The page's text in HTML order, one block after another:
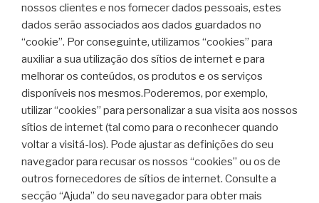
nossos clientes e nos fornecer dados pessoais, estes
dados serão associados aos dados guardados no
“cookie”. Por conseguinte, utilizamos “cookies” para
auxiliar a sua utilização dos sítios de internet e para
melhorar os conteúdos, os produtos e os serviços
disponíveis nos mesmos.Poderemos, por exemplo,
utilizar “cookies” para personalizar a sua visita aos nossos
sítios de internet (tal como para o reconhecer quando
voltar a visitá-los). Pode ajustar as definições do seu
navegador para recusar os nossos “cookies” ou os de
outros fornecedores de sítios de internet. Consulte a
secção “Ajuda” do seu navegador para obter mais